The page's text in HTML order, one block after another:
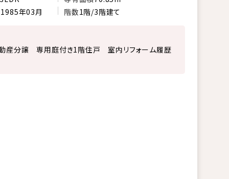
1985年03月 階数1階/3階建て
産分譲 専用庭付き1階住戸 室内リフォーム履歴